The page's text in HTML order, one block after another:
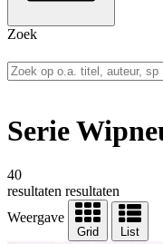
Zoek
Serie
40
resultaten resultaten
Weergave
Grid List